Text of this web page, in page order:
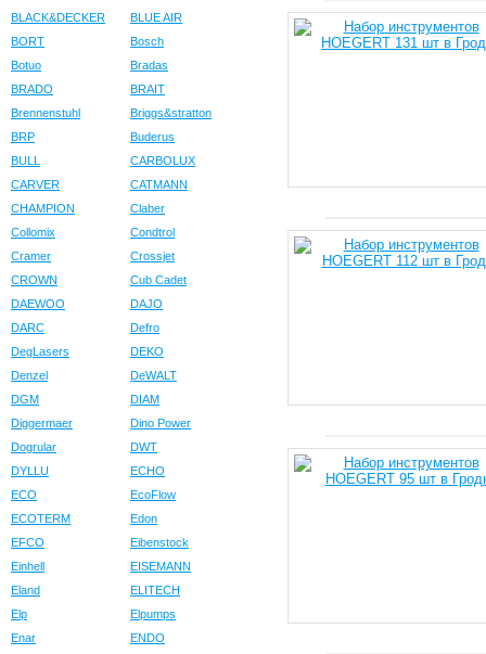
BLACK&DECKER
BLUE AIR
BORT
Bosch
Botuo
Bradas
BRADO
BRAIT
Brennenstuhl
Briggs&stratton
BRP
Buderus
BULL
CARBOLUX
CARVER
CATMANN
CHAMPION
Claber
Collomix
Condtrol
Cramer
Crossjet
CROWN
Cub Cadet
DAEWOO
DAJO
DARC
Defro
DegLasers
DEKO
Denzel
DeWALT
DGM
DIAM
Diggermaer
Dino Power
Dogrular
DWT
DYLLU
ECHO
ECO
EcoFlow
ECOTERM
Edon
EFCO
Eibenstock
Einhell
EISEMANN
Eland
ELITECH
Elp
Elpumps
Enar
ENDO